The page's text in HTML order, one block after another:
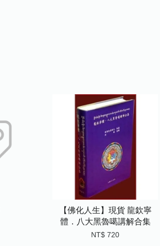
【佛化人生】現貨 龍欽寧
體．八大黑魯噶講解合集
NT$ 720